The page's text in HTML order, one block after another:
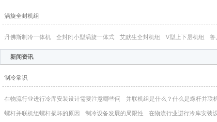
涡旋全封机组
丹佛斯制冷一体机 全封闭小型涡旋一体式 艾默生全封机组 V型上下层机组 鲁
新闻资讯
制冷常识
在物流行业进行冷库安装设计需要注意哪些问 并联机组是什么？什么是螺杆并联
螺杆并联机组螺杆损坏的原因 制冷设备发展的局限性 在物流行业进行冷库安装